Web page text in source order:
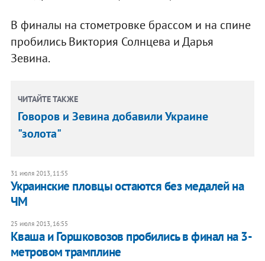
В финалы на стометровке брассом и на спине
пробились Виктория Солнцева и Дарья
Зевина.
ЧИТАЙТЕ ТАКЖЕ
Говоров и Зевина добавили Украине
"золота"
31 июля 2013, 11:55
Украинские пловцы остаются без медалей на
ЧМ
25 июля 2013, 16:55
Кваша и Горшковозов пробились в финал на 3-
метровом трамплине